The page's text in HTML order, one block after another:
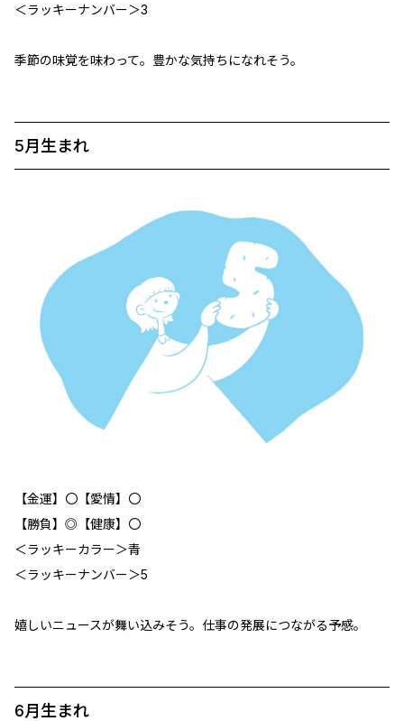
＜ラッキーナンバー＞3
季節の味覚を味わって。豊かな気持ちになれそう。
5月生まれ
【金運】〇【愛情】〇
【勝負】◎【健康】〇
＜ラッキーカラー＞青
＜ラッキーナンバー＞5
嬉しいニュースが舞い込みそう。仕事の発展につながる予感。
6月生まれ